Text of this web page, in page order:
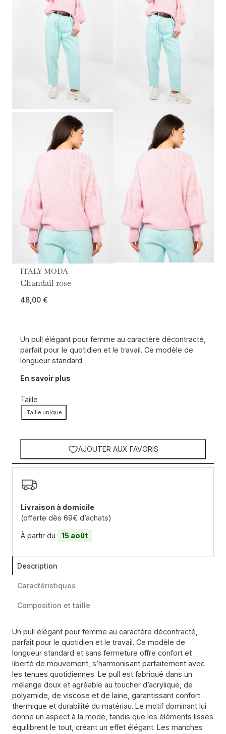
ITALY MODA
Chandail rose
48,00 €
Un pull élégant pour femme au caractère décontracté,
parfait pour le quotidien et le travail. Ce modèle de
longueur standard…
En savoir plus
Taille
Taille unique
AJOUTER AUX FAVORIS
Livraison à domicile
(offerte dès 69€ d’achats)
À partir du 15 août
Description
Caractéristiques
Composition et taille
Un pull élégant pour femme au caractère décontracté,
parfait pour le quotidien et le travail. Ce modèle de
longueur standard et sans fermeture offre confort et
liberté de mouvement, s’harmonisant parfaitement avec
les tenues quotidiennes. Le pull est fabriqué dans un
mélange doux et agréable au toucher d’acrylique, de
polyamide, de viscose et de laine, garantissant confort
thermique et durabilité du matériau. Le motif dominant lui
donne un aspect à la mode, tandis que les éléments lisses
équilibrent le tout, créant un effet élégant. Les manches